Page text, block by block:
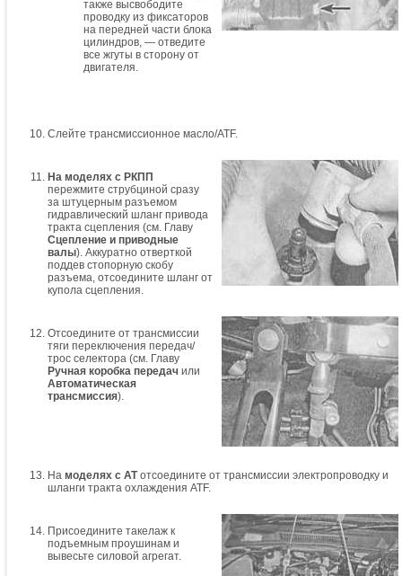
также высвободите
проводку из фиксаторов
на передней части блока
цилиндров, — отведите
все жгуты в сторону от
двигателя.
Слейте трансмиссионное масло/ATF.
На моделях с РКПП
пережмите струбциной сразу
за штуцерным разъемом
гидравлический шланг привода
тракта сцепления (см. Главу
Сцепление и приводные
валы). Аккуратно отверткой
поддев стопорную скобу
разъема, отсоедините шланг от
купола сцепления.
Отсоедините от трансмиссии
тяги переключения передач/
трос селектора (см. Главу
Ручная коробка передач или
Автоматическая
трансмиссия).
На моделях с АТотсоедините от трансмиссии электропроводку и
шланги тракта охлаждения ATF.
Присоедините такелаж к
подъемным проушинам и
вывесьте силовой агрегат.